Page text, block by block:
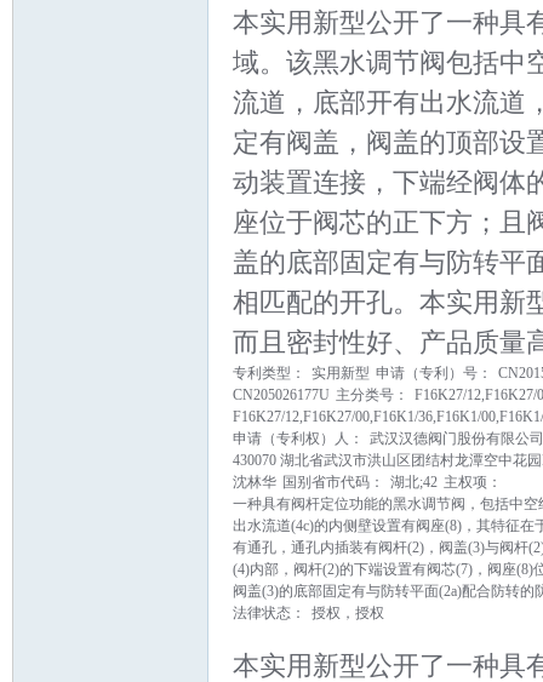
本实用新型公开了一种具
域。该黑水调节阀包括中
流道，底部开有出水流道
定有阀盖，阀盖的顶部设
动装置连接，下端经阀体
座位于阀芯的正下方；且
盖的底部固定有与防转平
相匹配的开孔。本实用新
而且密封性好、产品质量
专利类型： 实用新型 申请（专利）号：
CN205026177U 主分类号：
F16K27/12,F16K27/
F16K27/12,F16K27/00,F16K1/36,F16K1/
申请（专利权）人：
武汉汉德阀门股份有限公司
430070 湖北省武汉市洪山区团结村龙潭空中花
沈林华 国别省市代码： 湖北;42 主权项：
一种具有阀杆定位功能的黑水调节阀，包括中
出水流道(4c)的内侧壁设置有阀座(8)，其特征
有通孔，通孔内插装有阀杆(2)，阀盖(3)与阀杆
(4)内部，阀杆(2)的下端设置有阀芯(7)，阀座
阀盖(3)的底部固定有与防转平面(2a)配合防转
法律状态：
授权，授权
本实用新型公开了一种具